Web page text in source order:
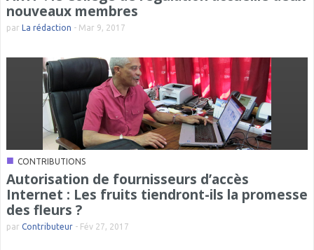
nouveaux membres
par La rédaction - Mar 9, 2017
■ CONTRIBUTIONS
Autorisation de fournisseurs d’accès
Internet : Les fruits tiendront-ils la promesse
des fleurs ?
par Contributeur - Fév 27, 2017